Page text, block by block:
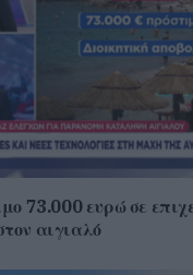
73.000 ευρώ σε
αιγιαλό